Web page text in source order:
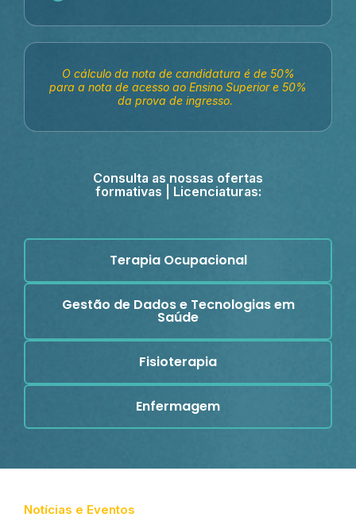
O cálculo da nota de candidatura é de 50%
para a nota de acesso ao Ensino Superior e 50%
da prova de ingresso.
Consulta as nossas ofertas
formativas | Licenciaturas:
Terapia Ocupacional
Gestão de Dados e Tecnologias em
Saúde
Fisioterapia
Enfermagem
Notícias e Eventos